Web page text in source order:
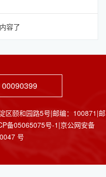
容了
00090399
区颐和园路5号|邮编：100871|邮
备05065075号-1|京公网安备
号